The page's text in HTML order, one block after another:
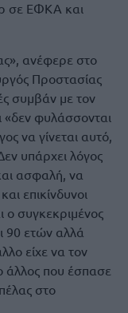
σε ΕΦΚΑ και
ανέφερε στο
Προστασίας
συμβάν με τον
«δεν φυλάσσονται
να γίνεται αυτό,
υπάρχει λόγος
ασφαλή, να
επικίνδυνοι
ο συγκεκριμένος
90 ετών αλλά
είχε να τον
άλλος που έσπασε
στο